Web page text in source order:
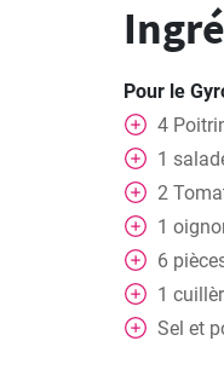
Pour le
4
1
2
1
6
1
Sel et